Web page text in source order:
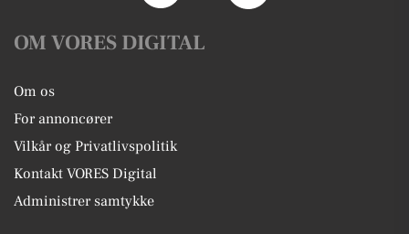
OM VORES DIGITAL
Om os
For annoncører
Vilkår og Privatlivspolitik
Kontakt VORES Digital
Administrer samtykke